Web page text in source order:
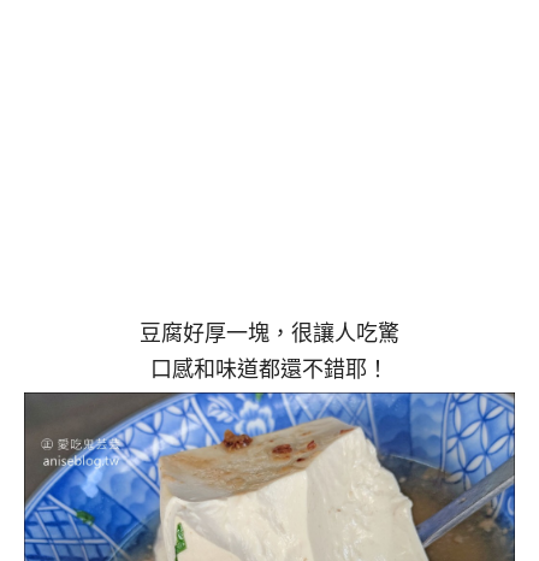
豆腐好厚一塊，很讓人吃驚
口感和味道都還不錯耶！